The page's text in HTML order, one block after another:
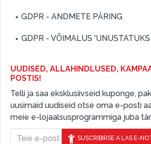
GDPR - ANDMETE PÄRING
GDPR - VÕIMALUS
UUDISED, ALLAHINDLUSED,
POSTIS!
Telli ja saa eksklusiivseid kuponge,
uusimaid uudiseid otse oma e-posti
meie e-lojaalsusprogrammiga juba
SUSCRIBIRSE A LAS E-